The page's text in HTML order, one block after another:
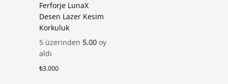
Ferforje LunaX
Desen Lazer Kesim
Korkuluk
5 üzerinden 5.00 oy
aldı
₺3.000